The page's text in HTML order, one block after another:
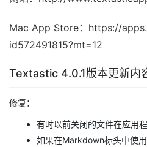
Mac App Store：https://
id572491815?mt=12
Textastic 4.0.1版本更新内
修复：
有时以前关闭的文件在应用
如果在Markdown标头中使